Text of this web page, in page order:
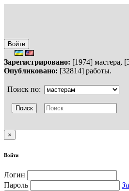
Войти
Зарегистрировано: [1974] мастера,
Опубликовано: [32814] работы.
Поиск по:
×
Войти
Логин
Пароль